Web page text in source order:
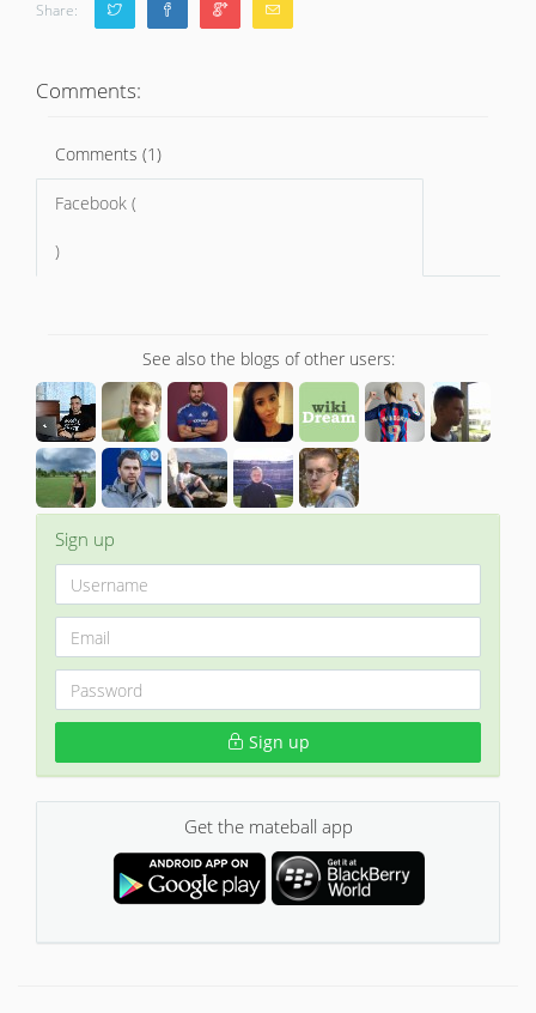
Share:
Comments:
Comments (1)
Facebook (
)
See also the blogs of other users:
Sign up
Sign up
Get the mateball app